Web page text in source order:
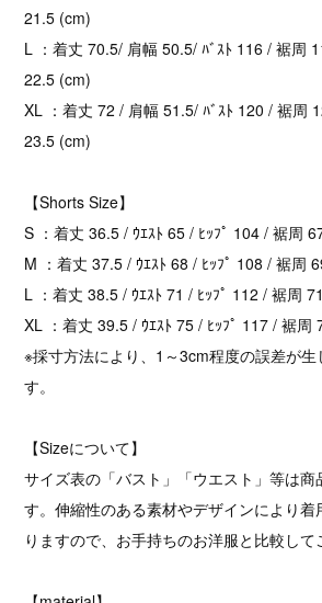
21.5 (cm)
L ：着丈 70.5/ 肩幅 50.5/ ﾊﾞｽﾄ 116 / 裾周
22.5 (cm)
XL ：着丈 72 / 肩幅 51.5/ ﾊﾞｽﾄ 120 / 裾周
23.5 (cm)
【Shorts Size】
S ：着丈 36.5 / ｳｴｽﾄ 65 / ﾋｯﾌﾟ 104 / 裾周
M ：着丈 37.5 / ｳｴｽﾄ 68 / ﾋｯﾌﾟ 108 / 裾周
L ：着丈 38.5 / ｳｴｽﾄ 71 / ﾋｯﾌﾟ 112 / 裾周
XL ：着丈 39.5 / ｳｴｽﾄ 75 / ﾋｯﾌﾟ 117 / 裾周
※採寸方法により、1～3cm程度の誤差が生
す。
【Sizeについて】
サイズ表の「バスト」「ウエスト」等は商
す。伸縮性のある素材やデザインにより着
りますので、お手持ちのお洋服と比較して